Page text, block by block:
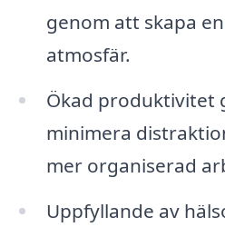
genom att skapa
atmosfär.
Ökad produktivitet
minimera
mer organiserad
Uppfyllande av